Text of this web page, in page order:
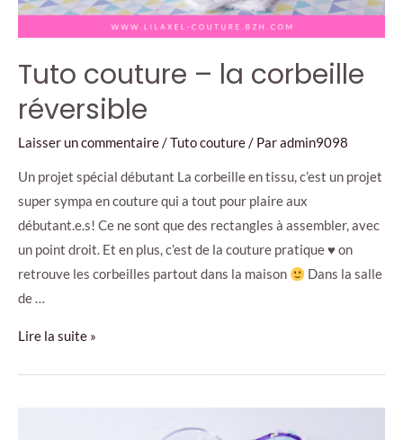
Tuto couture – la corbeille
réversible
Laisser un commentaire/Tuto couture/ Paradmin9098
Un projet spécial débutant La corbeille en tissu, c’est un projet
super sympa en couture qui a tout pour plaire aux
débutant.e.s! Ce ne sont que des rectangles à assembler, avec
un point droit. Et en plus, c’est de la couture pratique♥ on
retrouve les corbeilles partout dans la maison
Dans la salle
de …
Tuto
Lire la suite »